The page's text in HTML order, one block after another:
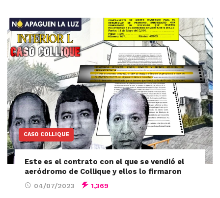
CASO COLLIQUE
Este es el contrato con el que se vendió el
aeródromo de Collique y ellos lo firmaron
04/07/2023 1,369